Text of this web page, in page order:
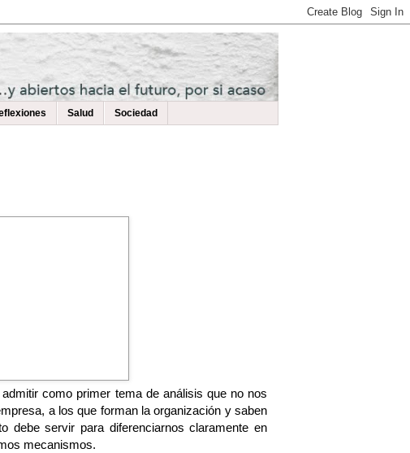
Salud Sociedad
como primer tema de análisis que no nos
a los que forman la organización y saben
debe servir para diferenciarnos claramente en
mecanismos.